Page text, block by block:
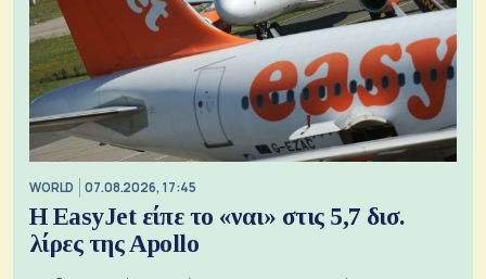
WORLD 07.08.2026, 17:45
Η EasyJet είπε το «ναι» στις 5,7 δισ.
λίρες της Apollo